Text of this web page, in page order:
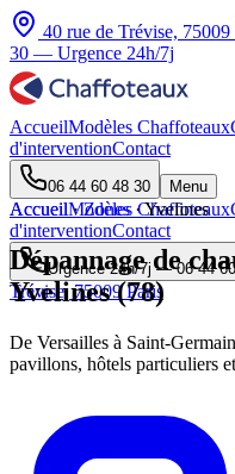
40 rue de Trévise,
30 — Urgence 24h/7j
AccueilModèles Chaffoteaux
d'interventionContact
06 44 60 48 30 Menu
AccueilModèles Chaffoteaux
d'interventionContact
Urgence 24h/7j —06 44
Trévise, 75009 Paris
Accueil·Zones·Yvelines
Dépannage de
Yvelines (78)
De Versailles à Saint-
pavillons, hôtels particuliers